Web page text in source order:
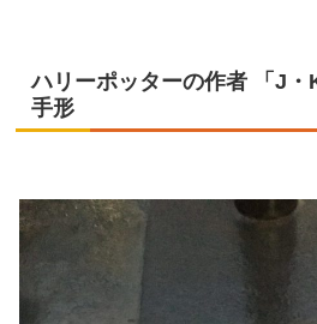
ハリーポッターの作者 「J
手形